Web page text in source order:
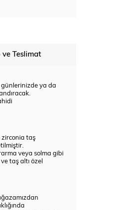
ve Teslimat
günlerinizde ya da
zirconia taş
veya solma gibi
taş altı özel